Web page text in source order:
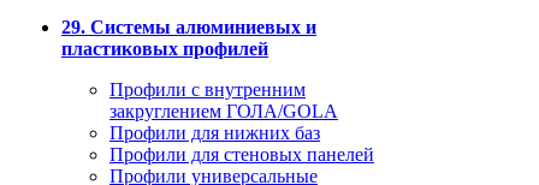
29. Системы алюминиевых и
пластиковых профилей
Профили с внутренним
закруглением ГОЛА/GOLA
Профили для нижних баз
Профили для стеновых панелей
Профили универсальные